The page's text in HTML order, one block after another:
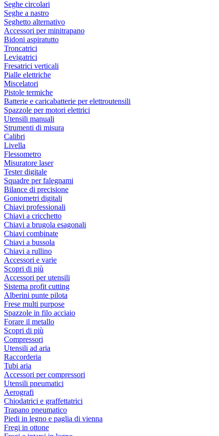
Seghe circolari
Seghe a nastro
Seghetto alternativo
Accessori per minitrapano
Bidoni aspiratutto
Troncatrici
Levigatrici
Fresatrici verticali
Pialle elettriche
Miscelatori
Pistole termiche
Batterie e caricabatterie per elettroutensili
Spazzole per motori elettrici
Utensili manuali
Strumenti di misura
Calibri
Livella
Flessometro
Misuratore laser
Tester digitale
Squadre per falegnami
Bilance di precisione
Goniometri digitali
Chiavi professionali
Chiavi a cricchetto
Chiavi a brugola esagonali
Chiavi combinate
Chiavi a bussola
Chiavi a rullino
Accessori e varie
Scopri di più
Accessori per utensili
Sistema profit cutting
Alberini punte pilota
Frese multi purpose
Spazzole in filo acciaio
Forare il metallo
Scopri di più
Compressori
Utensili ad aria
Raccorderia
Tubi aria
Accessori per compressori
Utensili pneumatici
Aerografi
Chiodatrici e graffettatrici
Trapano pneumatico
Piedi in legno e paglia di vienna
Fregi in ottone